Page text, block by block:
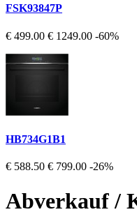
FSK93847P
€ 499.00 € 1249.00 -60%
HB734G1B1
€ 588.50 € 799.00 -26%
Abverkauf /